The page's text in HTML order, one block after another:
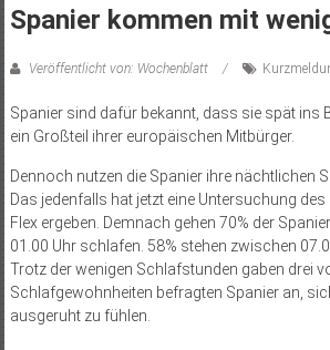
Spanier kommen mit
Veröffentlicht von: Wochenblatt
Spanier sind dafür bekannt, dass sie spät ins
ein Großteil ihrer europäischen Mitbürger.
Dennoch nutzen die Spanier ihre nächtlichen
Das jedenfalls hat jetzt eine Untersuchung
Flex ergeben. Demnach gehen 70% der
01.00 Uhr schlafen. 58% stehen zwischen
Trotz der wenigen Schlafstunden gaben drei
Schlafgewohnheiten befragten Spanier an,
ausgeruht zu fühlen.